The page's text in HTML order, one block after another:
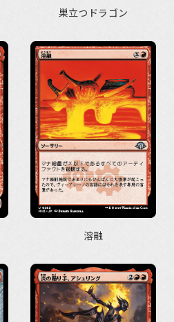
巣立つドラゴン
溶融